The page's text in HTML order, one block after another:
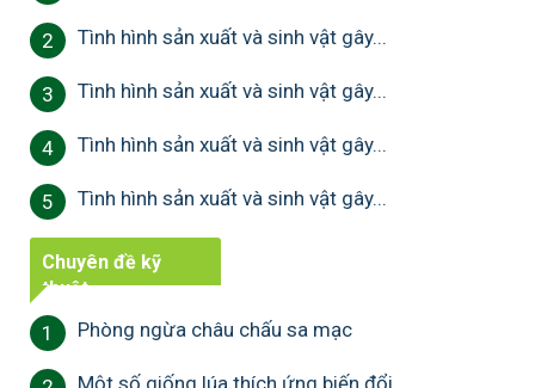
2 Tình hình sản xuất và sinh vật gây...
3 Tình hình sản xuất và sinh vật gây...
4 Tình hình sản xuất và sinh vật gây...
5 Tình hình sản xuất và sinh vật gây...
Chuyên đề kỹ
thuật
1 Phòng ngừa châu chấu sa mạc
Một số giống lúa thích ứng biến đổi...